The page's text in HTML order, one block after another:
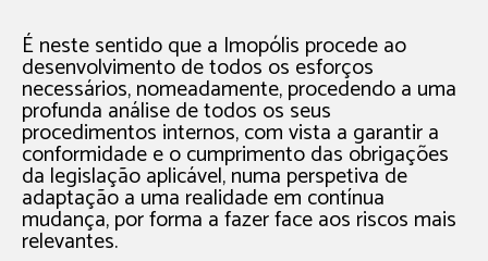
É neste sentido que a Imopólis procede ao
desenvolvimento de todos os esforços
necessários, nomeadamente, procedendo a uma
profunda análise de todos os seus
procedimentos internos, com vista a garantir a
conformidade e o cumprimento das obrigações
da legislação aplicável, numa perspetiva de
adaptação a uma realidade em contínua
mudança, por forma a fazer face aos riscos mais
relevantes.